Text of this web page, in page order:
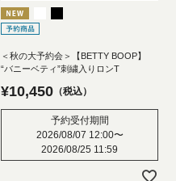
＜秋の大予約会＞【BETTY BOOP】
“バニーベティ”刺繍入りロンT
¥10,450 税込
予約受付期間
2026/08/07 12:00〜
2026/08/25 11:59